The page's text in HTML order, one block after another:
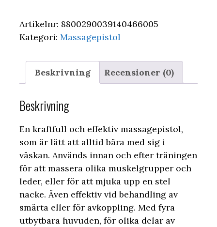
Artikelnr: 8800290039140466005
Kategori: Massagepistol
Beskrivning Recensioner (0)
Beskrivning
En kraftfull och effektiv massagepistol,
som är lätt att alltid bära med sig i
väskan. Används innan och efter träningen
för att massera olika muskelgrupper och
leder, eller för att mjuka upp en stel
nacke. Även effektiv vid behandling av
smärta eller för avkoppling. Med fyra
utbytbara huvuden, för olika delar av